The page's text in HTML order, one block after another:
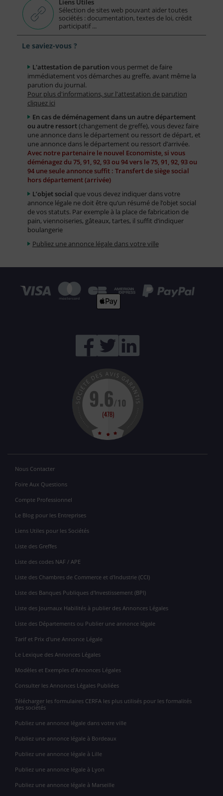
Liens Utiles
Sélection de sites web pouvant aider toutes
sociétés : documentation, textes de loi, crédit
participatif ...
Le saviez-vous ?
L'attestation de parution vous permet de faire
immédiatement vos démarches au greffe, avant même la
parution du journal.
Pour plus d'informations, sur l'attestation de parution
cliquez ici
En cas de déménagement dans un autre département
ou autre ressort(changement de greffe), vous devez faire
une annonce dans le département ou ressort de départ, et
une annonce dans le département ou ressort d’arrivée.
Avec notre partenaire le nouvel Economiste, si vous
déménagez du 75, 91, 92, 93 ou 94 vers le 75, 91, 92, 93 ou
94 une seule annonce suffit : Transfert de siège social
hors département (arrivée)
L’objet social que vous devez indiquer dans votre
annonce légale ne doit être qu’un résumé de l’objet social
de vos statuts. Par exemple à la place de fabrication de
pain, viennoiseries, gâteaux, tartes, il suffit d’indiquer
boulangerie
Publiez une annonce légale dans votre ville
Nous Contacter
Foire Aux Questions
Compte Professionnel
Le Blog pour les Entreprises
Liens Utiles pour les Sociétés
Liste des Greffes
Liste des codes NAF / APE
Liste des Chambres de Commerce et d'Industrie (CCI)
Liste des Banques Publiques d'Investissement (BPI)
Liste des Journaux Habilités à publier des Annonces Légales
Liste des Départements ou Publier une annonce légale
Tarif et Prix d'une Annonce Légale
Le Lexique des Annonces Légales
Modèles et Exemples d'Annonces Légales
Consulter les Annonces Légales Publiées
Télécharger les formulaires CERFA les plus utilisés pour les formalités
des sociétés
Publiez une annonce légale dans votre ville
Publiez une annonce légale à Bordeaux
Publiez une annonce légale à Lille
Publiez une annonce légale à Lyon
Publiez une annonce légale à Marseille